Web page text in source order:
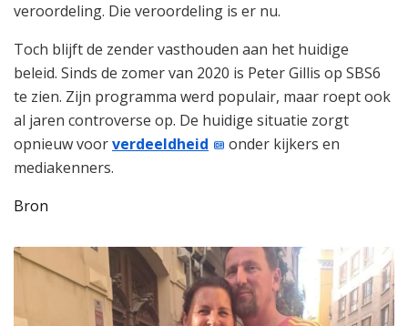
veroordeling. Die veroordeling is er nu.
Toch blijft de zender vasthouden aan het huidige
beleid. Sinds de zomer van 2020 is Peter Gillis op SBS6
te zien. Zijn programma werd populair, maar roept ook
al jaren controverse op. De huidige situatie zorgt
opnieuw voorverdeeldheid
onder kijkers en
mediakenners.
Bron